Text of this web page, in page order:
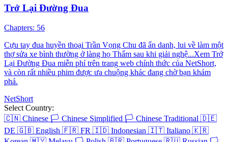
Trở Lại Đường Đua
Chapters: 56
Cựu tay đua huyền thoại Trần Vọng Chu đã ẩn danh, lui về làm một
thợ sửa xe bình thường ở làng họ Thẩm sau khi giải nghệ...Xem Trở
Lại Đường Đua miễn phí trên trang web chính thức của NetShort,
và còn rất nhiều phim được ưa chuộng khác đang chờ bạn khám
phá.
NetShort
Select Country:
🇨🇳 Chinese 🏳️ Chinese Simplified 🏳️ Chinese Traditional 🇩🇪
DE 🇬🇧 English 🇫🇷 FR 🇮🇩 Indonesian 🇮🇹 Italiano 🇰🇷